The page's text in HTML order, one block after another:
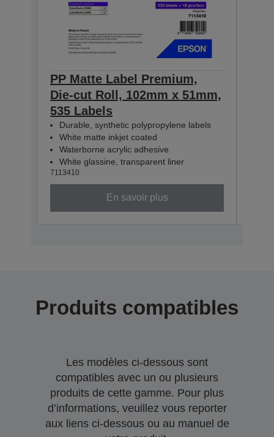
PP Matte Label Premium,
Die-cut Roll, 102mm x 51mm,
535 Labels
Durable, synthetic polypropylene labels
White matte inkjet coated
Waterborne acrylic adhesive
White glassine, transparent liner
7113410
En savoir plus
Produits compatibles
Les modèles ci-dessous sont
compatibles avec un ou plusieurs
produits de cette gamme. Pour plus
d’informations, veuillez vous reporter
aux liens ci-dessous ou au manuel de